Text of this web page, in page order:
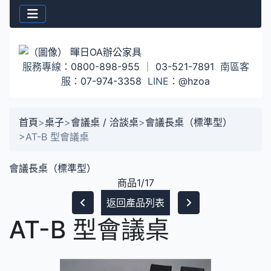
服務專線： 0800-898-955 03-521-7891 南區客
服： 07-974-3358 LINE： @hzoa
首頁>桌子>會議桌 / 洽談桌>會議長桌（標準型）
>AT-B 型會議桌
會議長桌（標準型）
商品1/17
返回產品列表
AT-B 型會議桌